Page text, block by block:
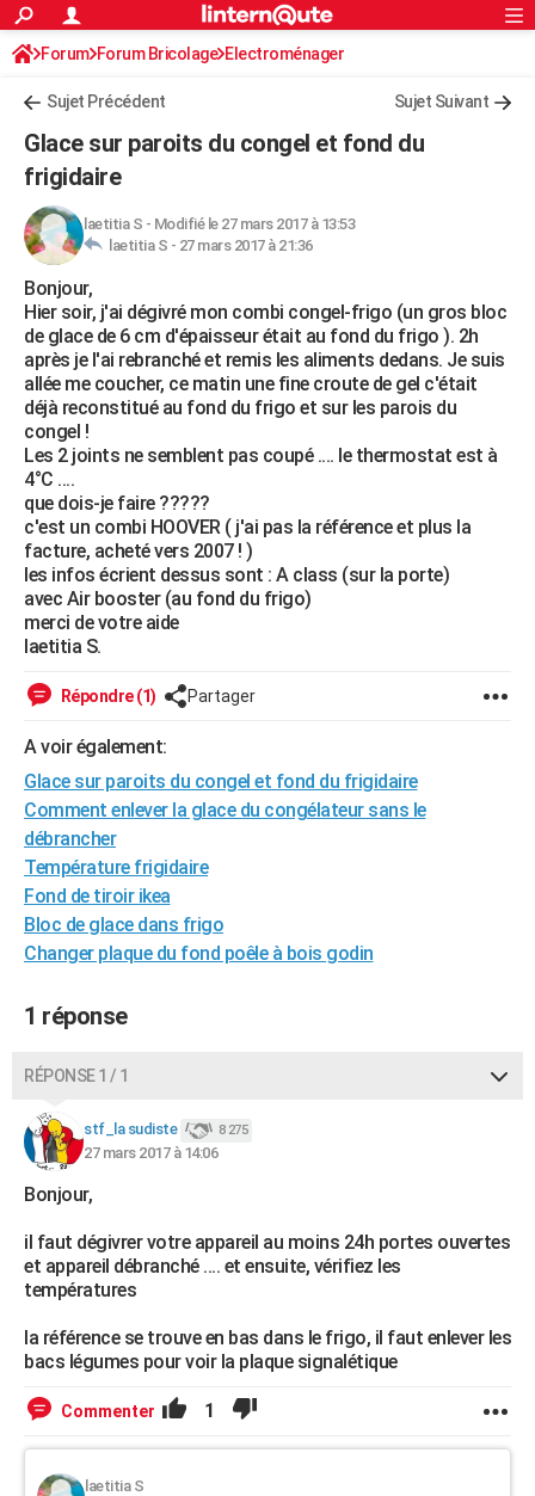
ACTUALITÉS
Politique
Société
Faits Divers
Education
Monde
Villes
+
Programme TV
TNTStreaming
Cinéma
Sorties cinéma
Musique
+FINANCE
Retraite
Impôts
Epargne
Immobilier
Risques naturels par ville
Banque
Assurance
Crédit
AUTO
Essais
Réserver un essai
Citadines
Berlines
SUV
Forum auto
HIGH-TECH
Mobiles
Meilleur smartphone
Internet
Ordinateurs
Jeux vidéo
Guide high-tech
BRICOLAGE
Forum
Aménagement intérieur
Extérieur
Cuisine
Salle de bains
Jardinage
Rangement
WEEK-END
Guides de France
Escapades
Patrimoine
Expositions
Musées
Week-end nature
+LIFESTYLE
Art de vivre
Bien-être
Loisirs
Mode
Modes de vie
SANTE
Alimentation
Guide de la santé
Maladies
Médicaments
Sommeil
VOYAGE
Destinations
City break
Voyage nature
Voyage de noces
Forum
Climat
+PHOTO
GUIDES D'ACHAT
CARTE DE VOEUX
Carte de Noël
Carte Bonne année
Carte Saint-Valentin
Carte Pâques
Carte d'anniversaire
DICTIONNAIRE
Dictionnaire
Biographies
Citations
Expressions
Proverbes
PROGRAMME TV
COPAINS D'AVANT
S'inscrire
Se connecter
Lycées
Collèges
Primaires
Universités
Entreprises
Service militaire
Avis de recherche
AVIS DE DÉCÈS
FORUM
S'inscrire
Connexion
Forum Forum Bricolage Electroménager
Sujet Précédent Sujet Suivant
Glace sur paroits du congel et fond du
frigidaire
laetitia S - Modifié le 27 mars 2017 à 13:53
laetitia S - 27 mars 2017 à 21:36
Bonjour,
Hier soir, j'ai dégivré mon combi congel-frigo (un gros bloc
de glace de 6 cm d'épaisseur était au fond du frigo ). 2h
après je l'ai rebranché et remis les aliments dedans. Je suis
allée me coucher, ce matin une fine croute de gel c'était
déjà reconstitué au fond du frigo et sur les parois du
congel !
Les 2 joints ne semblent pas coupé .... le thermostat est à
4°C ....
que dois-je faire ?????
c'est un combi HOOVER ( j'ai pas la référence et plus la
facture, acheté vers 2007 ! )
les infos écrient dessus sont : A class (sur la porte)
avec Air booster (au fond du frigo)
merci de votre aide
laetitia S.
Répondre (1) Partager
A voir également:
Glace sur paroits du congel et fond du frigidaire
Comment enlever la glace du congélateur sans le
débrancher
Température frigidaire
Fond de tiroir ikea
Bloc de glace dans frigo
Changer plaque du fond poêle à bois godin
1 réponse
RÉPONSE 1 / 1
stf_la sudiste 8 275
27 mars 2017 à 14:06
Bonjour,
il faut dégivrer votre appareil au moins 24h portes ouvertes
et appareil débranché .... et ensuite, vérifiez les
températures
la référence se trouve en bas dans le frigo, il faut enlever les
bacs légumes pour voir la plaque signalétique
Commenter 1
laetitia S